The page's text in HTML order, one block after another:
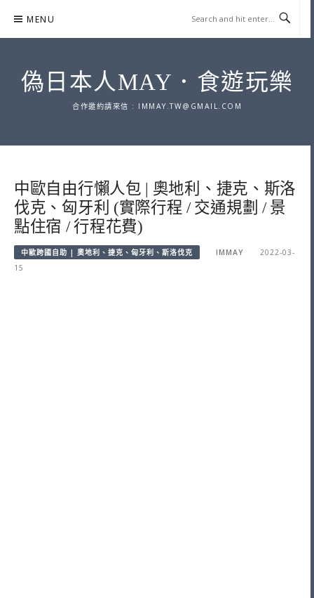
content
MENU
偽日本人MAY．食遊玩樂
合作邀約請來信 : IMMAY.TW@GMAIL.COM
中歐自由行懶人包 | 奧地利、捷克、斯洛
伐克、匈牙利 (實際行程 / 交通規劃 / 景
點住宿 / 行程花費)
中歐跨國自助 | 奧地利、捷克、匈牙利、斯洛伐克 IMMAY
2022-03-
15